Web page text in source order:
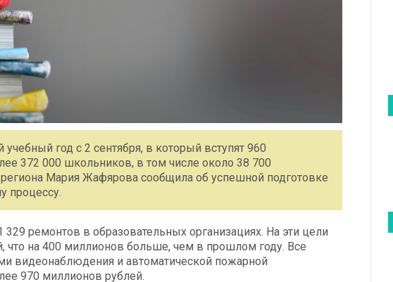
год с 2 сентября, в который вступят 960
372 000 школьников, в том числе около 38 700
Мария Жафярова сообщила об успешной подготовке
процессу.
ремонтов в образовательных организациях. На эти цели
что на 400 миллионов больше, чем в прошлом году. Все
видеонаблюдения и автоматической пожарной
970 миллионов рублей.